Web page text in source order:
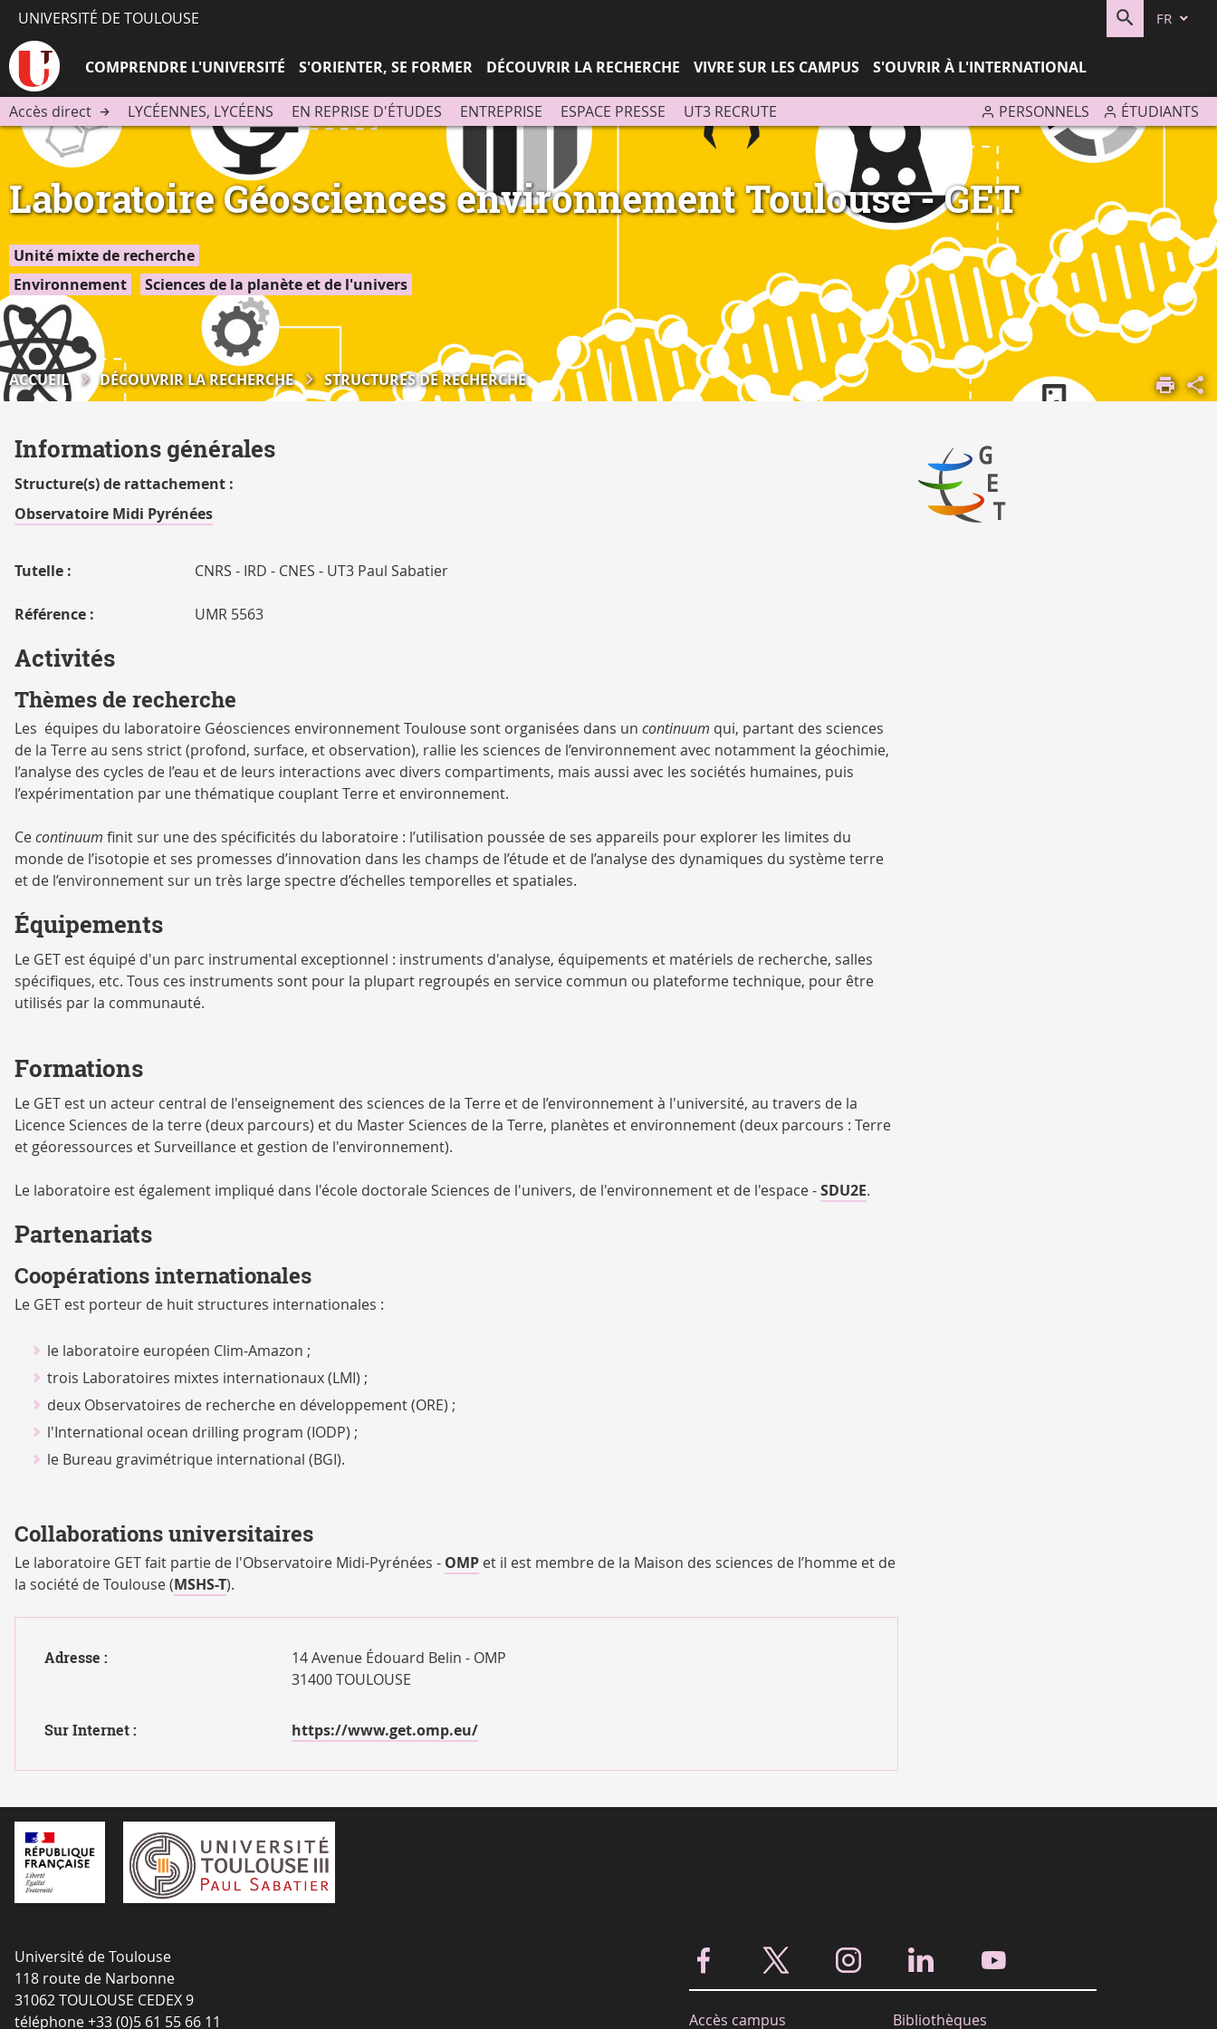
UNIVERSITÉ DE TOULOUSE FR
COMPRENDRE L'UNIVERSITÉ S'ORIENTER, SE FORMER DÉCOUVRIR LA RECHERCHE VIVRE SUR LES CAMPUS S'OUVRIR À L'INTERNATIONAL
Accès direct LYCÉENNES, LYCÉENS EN REPRISE D'ÉTUDES ENTREPRISE ESPACE PRESSE UT3 RECRUTE PERSONNELS ÉTUDIANTS
Laboratoire Géosciences environnement Toulouse - GET
Unité mixte de recherche
Environnement
Sciences de la planète et de l'univers
ACCUEIL DÉCOUVRIR LA RECHERCHE STRUCTURES DE RECHERCHE
Informations générales
Structure(s) de rattachement :
Observatoire Midi Pyrénées
Tutelle : CNRS - IRD - CNES - UT3 Paul Sabatier
Référence : UMR 5563
Activités
Thèmes de recherche
Les équipes du laboratoire Géosciences environnement Toulouse sont organisées dans un continuum qui, partant des sciences
de la Terre au sens strict (profond, surface, et observation), rallie les sciences de l’environnement avec notamment la géochimie,
l’analyse des cycles de l’eau et de leurs interactions avec divers compartiments, mais aussi avec les sociétés humaines, puis
l’expérimentation par une thématique couplant Terre et environnement.
Cecontinuum finit sur une des spécificités du laboratoire : l’utilisation poussée de ses appareils pour explorer les limites du
monde de l’isotopie et ses promesses d’innovation dans les champs de l’étude et de l’analyse des dynamiques du système terre
et de l’environnement sur un très large spectre d’échelles temporelles et spatiales.
Équipements
Le GET est équipé d'un parc instrumental exceptionnel : instruments d'analyse, équipements et matériels de recherche, salles
spécifiques, etc. Tous ces instruments sont pour la plupart regroupés en service commun ou plateforme technique, pour être
utilisés par la communauté.
Formations
Le GET est un acteur central de l'enseignement des sciences de la Terre et de l’environnement à l'université, au travers de la
Licence Sciences de la terre(deux parcours) et du Master Sciences de la Terre, planètes et environnement(deux parcours : Terre
et géoressources etSurveillance et gestion de l'environnement).
Le laboratoire est également impliqué dans l'école doctorale Sciences de l'univers, de l'environnement et de l'espace -SDU2E.
Partenariats
Coopérations internationales
Le GET est porteur de huit structures internationales :
le laboratoire européen Clim-Amazon ;
trois Laboratoires mixtes internationaux (LMI) ;
deux Observatoires de recherche en développement (ORE) ;
l'International ocean drilling program (IODP) ;
le Bureau gravimétrique international (BGI).
Collaborations universitaires
Le laboratoire GET fait partie de l'Observatoire Midi-Pyrénées - OMP et il est membre de la Maison des sciences de l’homme et de
la société de Toulouse (MSHS-T).
Adresse :
14 Avenue Édouard Belin - OMP
31400 TOULOUSE
Sur Internet : https://www.get.omp.eu/
Université de Toulouse
118 route de Narbonne
31062 TOULOUSE CEDEX 9
téléphone +33 (0)5 61 55 66 11
Accès campus Bibliothèques